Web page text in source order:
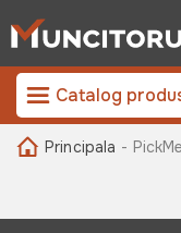
Catalog
Principala - PickMe